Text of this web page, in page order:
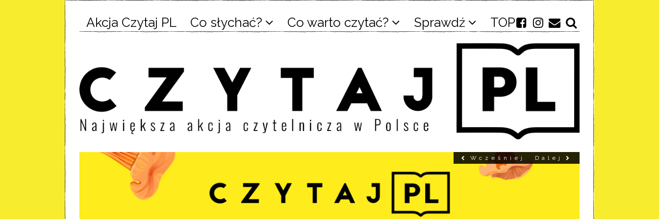
Akcja Czytaj PL Co słychać? Co warto czytać? Sprawdź TOP
Wcześniej Dalej